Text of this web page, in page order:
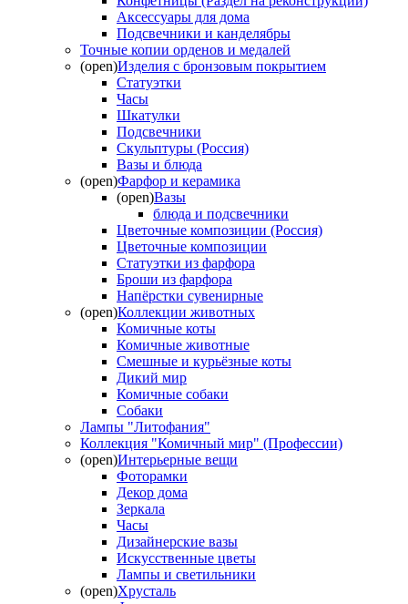
Аксессуары для дома
Подсвечники и канделябры
Точные копии орденов и медалей
(open)Изделия с бронзовым покрытием
Статуэтки
Часы
Шкатулки
Подсвечники
Скульптуры (Россия)
Вазы и блюда
(open)Фарфор и керамика
(open)Вазы
блюда и подсвечники
Цветочные композиции (Россия)
Цветочные композиции
Статуэтки из фарфора
Броши из фарфора
Напёрстки сувенирные
(open)Коллекции животных
Комичные коты
Комичные животные
Смешные и курьёзные коты
Дикий мир
Комичные собаки
Собаки
Лампы "Литофания"
Коллекция "Комичный мир" (Профессии)
(open)Интерьерные вещи
Фоторамки
Декор дома
Зеркала
Часы
Дизайнерские вазы
Искусственные цветы
Лампы и светильники
(open)Хрусталь